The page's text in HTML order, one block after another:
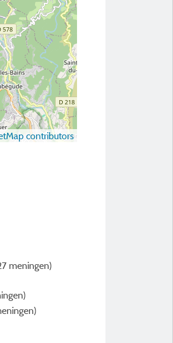
contributors
meningen)